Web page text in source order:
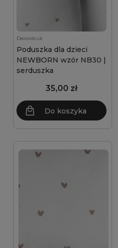
Decordruk
Poduszka dla dzieci
NEWBORN wzór NB30 |
serduszka
35,00 zł
Do koszyka